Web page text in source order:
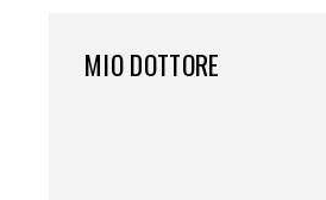
MIO DOTTORE